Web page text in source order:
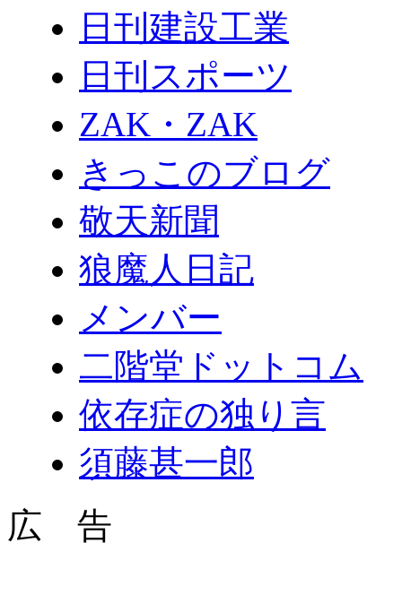
日刊建設工業
日刊スポーツ
ZAK・ZAK
きっこのブログ
敬天新聞
狼魔人日記
メンバー
二階堂ドットコム
依存症の独り言
須藤甚一郎
広 告